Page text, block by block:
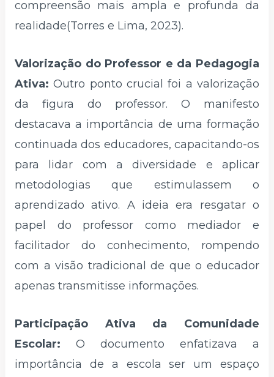
compreensão mais ampla e profunda da
realidade(Torres e Lima, 2023).
Valorização do Professor e da Pedagogia
Ativa:Outro ponto crucial foi a valorização
da figura do professor. O manifesto
destacava a importância de uma formação
continuada dos educadores, capacitando-os
para lidar com a diversidade e aplicar
metodologias que estimulassem o
aprendizado ativo. A ideia era resgatar o
papel do professor como mediador e
facilitador do conhecimento, rompendo
com a visão tradicional de que o educador
apenas transmitisse informações.
Participação Ativa da Comunidade
Escolar: O documento enfatizava a
importância de a escola ser um espaço